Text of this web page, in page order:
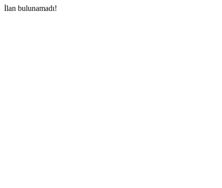
İlan bulunamadı!